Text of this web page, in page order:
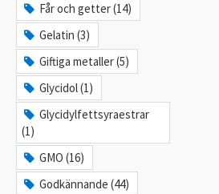
Får och getter (14)
Gelatin (3)
Giftiga metaller (5)
Glycidol (1)
Glycidylfettsyraestrar
(1)
GMO (16)
Godkännande (44)